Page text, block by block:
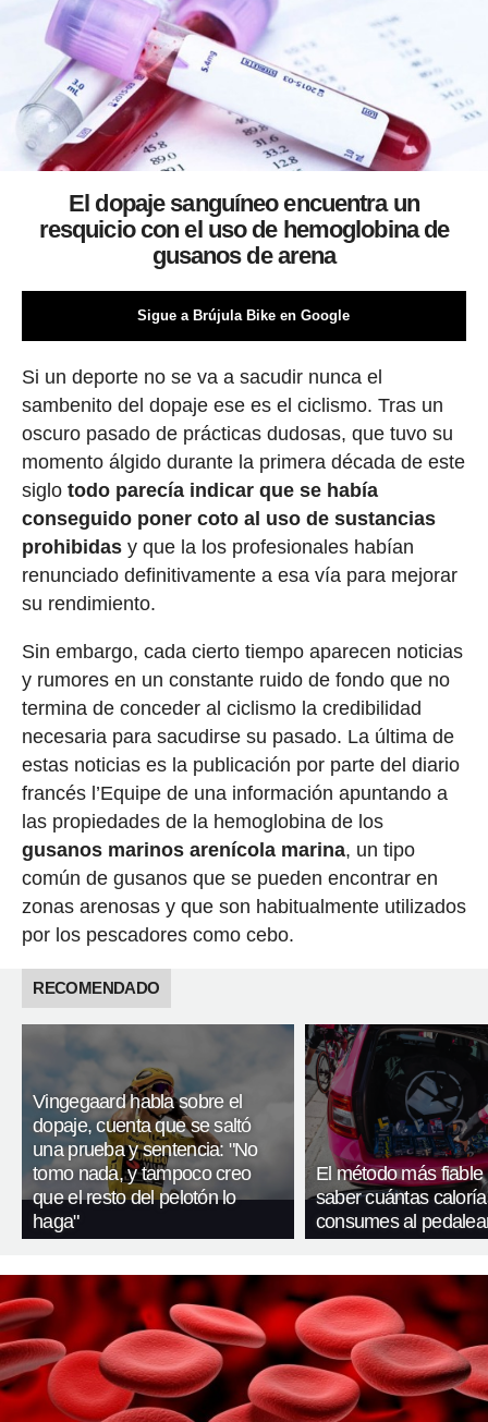
El dopaje sanguíneo encuentra un
resquicio con el uso de hemoglobina de
gusanos de arena
Sigue a Brújula Bike en Google
Si un deporte no se va a sacudir nunca el
sambenito del dopaje ese es el ciclismo. Tras un
oscuro pasado de prácticas dudosas, que tuvo su
momento álgido durante la primera década de este
siglo todo parecía indicar que se había
conseguido poner coto al uso de sustancias
prohibidasy que la los profesionales habían
renunciado definitivamente a esa vía para mejorar
su rendimiento.
Sin embargo, cada cierto tiempo aparecen noticias
y rumores en un constante ruido de fondo que no
termina de conceder al ciclismo la credibilidad
necesaria para sacudirse su pasado. La última de
estas noticias es la publicación por parte del diario
francés l’Equipe de una información apuntando a
las propiedades de la hemoglobina de los
gusanos marinos arenícola marina, un tipo
común de gusanos que se pueden encontrar en
zonas arenosas y que son habitualmente utilizados
por los pescadores como cebo.
RECOMENDADO
Vingegaard habla sobre el
dopaje, cuenta que se saltó
una prueba y sentencia: "No
tomo nada, y tampoco creo
que el resto del pelotón lo
haga"
El método más fiable
saber cuántas
consumes al